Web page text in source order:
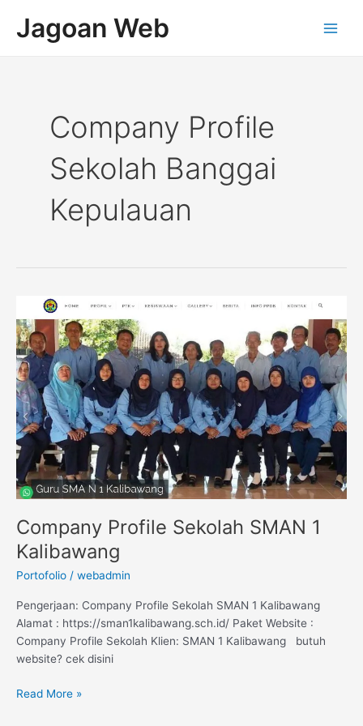
Jagoan Web
Company Profile
Sekolah Banggai
Kepulauan
Company Profile Sekolah SMAN 1
Kalibawang
Portofolio / webadmin
Pengerjaan: Company Profile Sekolah SMAN 1 Kalibawang
Alamat : https://sman1kalibawang.sch.id/ Paket Website :
Company Profile Sekolah Klien: SMAN 1 Kalibawang butuh
website? cek disini
Company
Profile
Sekolah
SMAN
1
Kalibawang
Read More »